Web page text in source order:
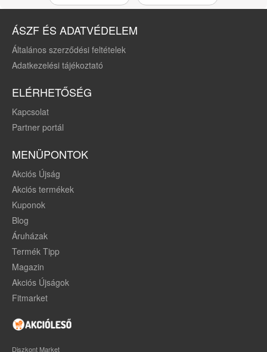
Közép fehér/4000 K
meleg fehér/3000 K
ÁSZF ÉS ADATVÉDELEM
Általános szerződési feltételek
Adatkezelési tájékoztató
ELÉRHETŐSÉG
Kapcsolat
Partner portál
MENÜPONTOK
Akciós Újság
Akciós termékek
Kuponok
Blog
Áruházak
Termék Tipp
Magazin
Akciós Újságok
Fitmarket
Diszkont Market